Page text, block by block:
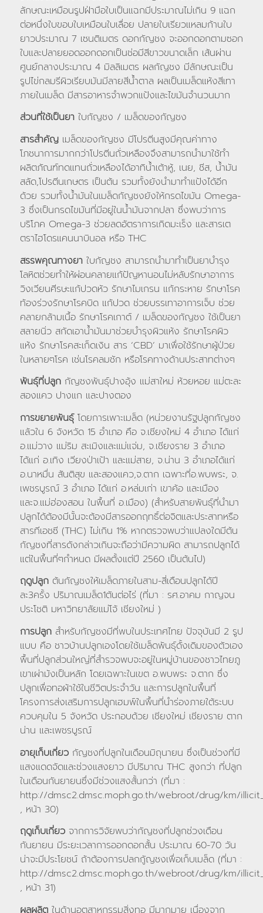
ลักษณะเหมือนรูปฝ่ามือใบเป็นแฉกมีประมาณไม่เกิน 9 แฉก
ต่อหนึ่งใบขอบใบเหมือนใบเลื่อย ปลายใบเรียวแหลมก้านใบ
ยาวประมาณ 7 เซนติเมตร ดอกกัญชง จะออกดอกตามซอก
ใบและปลายยอดออกดอกเป็นช่อมีสีขาวขนาดเล็ก เส้นผ่าน
ศูนย์กลางประมาณ 4 มิลลิเมตร ผลกัญชง มีลักษณะเป็น
รูปไข่กลมรีผิวเรียบมันมีลายสีน้ำตาล ผลเป็นเมล็ดแห้งสีเทา
ภายในเมล็ด มีสารอาหารจำพวกแป้งและไขมันจำนวนมาก
ส่วนที่ใช้เป็นยาใบกัญชง / เมล็ดของกัญชง
สารสำคัญเมล็ดของกัญชง มีโปรตีนสูงมีคุณค่าทาง
โภชนาการมากกว่าโปรตีนถั่วเหลืองจึงสามารถนํามาใช้ทํา
ผลิตภัณฑ์ทดแทนถั่วเหลืองได้อาทิน้ําเต้าหู้, เนย, ชีส, น้ํามัน
สลัด,โปรตีนเกษตร เป็นต้น รวมทั้งยังนํามาทําแป้งได้อีก
ด้วย รวมทั้งน้ํามันในเมล็ดกัญชงยังให้กรดไขมัน Omega-
3 ซึ่งเป็นกรดไขมันที่มีอยู่ในน้ำมันจากปลา ซึ่งพบว่าการ
บริโภค Omega-3 ช่วยลดอัตราการเกิดมะเร็ง และสารเต
ตราไฮโดรแคนนาบินอล หรือ THC
สรรพคุณทางยาใบกัญชง สามารถนำมาทำเป็นยาบำรุง
โลหิตช่วยทำให้ผ่อนคลายแก้ปัญหานอนไม่หลับรักษาอาการ
วิงเวียนศีรษะแก้ปวดหัว รักษาไมเกรน แก้กระหาย รักษาโรค
ท้องร่วงรักษาโรคบิด แก้ปวด ช่วยบรรเทาอาการเจ็บ ช่วย
คลายกล้ามเนื้อ รักษาโรคเกาต์ / เมล็ดของกัญชง ใช้เป็นยา
สลายนิ่ว สกัดเอาน้ำมันมาช่วยบำรุงผิวแห้ง รักษาโรคผิว
แห้ง รักษาโรคสะเก็ดเงิน สาร ‘CBD’ มาเพื่อใช้รักษาผู้ป่วย
ในหลายๆโรค เช่นโรคลมชัก หรือโรคทางด้านประสาทต่างๆ
พันธุ์ที่ปลูกกัญชงพันธุ์ปางอุ้ง แม่สาใหม่ ห้วยหอย แม่ตะละ
สองแคว ปางแก และปางตอง
การขยายพันธุ์โดยการเพาะเมล็ด (หน่วยงานรัฐปลูกกัญชง
แล้วใน 6 จังหวัด 15 อำเภอ คือ จ.เชียงใหม่ 4 อำเภอ ได้แก่
อ.แม่วาง แม่ริม สะเมิงและแม่แจ่ม, จ.เชียงราย 3 อำเภอ
ได้แก่ อ.เทิง เวียงป่าเป้า และแม่สาย, จ.น่าน 3 อำเภอได้แก่
อ.นาหมื่น สันติสุข และสองแคว,จ.ตาก เฉพาะที่อ.พบพระ, จ.
เพชรบูรณ์ 3 อำเภอ ได้แก่ อ.หล่มเก่า เขาค้อ และเมือง
และจ.แม่ฮ่องสอน ในพื้นที่ อ.เมือง) (สำหรับสายพันธุ์ที่นำมา
ปลูกได้ต้องมีนั้นจะต้องมีสารออกฤทธิ์ต่อจิตและประสาทหรือ
สารทีเอชซี (THC) ไม่เกิน 1% หากตรวจพบว่าแปลงใดมีต้น
กัญชงที่สารดังกล่าวเกินจะถือว่ามีความผิด สามารถปลูกได้
แต่ในพื้นที่ๆกำหนด มีผลตั้งแต่ปี 2560 เป็นต้นไป)
ฤดูปลูกต้นกัญชงให้เมล็ดภายในสาม-สี่เดือนปลูกได้ปี
ละ3ครั้ง ปริมาณเมล็ด1ตันต่อไร่ (ที่มา : รศ.อาคม กาญจน
ประโชติ มหาวิทยาลัยแม่โจ้ เชียงใหม่ )
การปลูกสำหรับกัญชงมีที่พบในประเทศไทย ปัจจุบันมี 2 รูป
แบบ คือ ชาวบ้านปลูกเองโดยใช้เมล็ดพันธุ์ดั้งเดิมของตัวเอง
พื้นที่ปลูกส่วนใหญ่ที่สำรวจพบจะอยู่ในหมู่บ้านของชาวไทยภู
เขาเผ่าม้งเป็นหลัก โดยเฉพาะในเขต อ.พบพระ จ.ตาก ซึ่ง
ปลูกเพื่อทอผ้าใช้ในชีวิตประจำวัน และการปลูกในพื้นที่
โครงการส่งเสริมการปลูกเฮมพ์ในพื้นที่นำร่องภายใต้ระบบ
ควบคุมใน 5 จังหวัด ประกอบด้วย เชียงใหม่ เชียงราย ตาก
น่าน และเพชรบูรณ์
อายุเก็บเกี่ยวกัญชงที่ปลูกในเดือนมิถุนายน ซึ่งเป็นช่วงที่มี
แสงแดดจัดและช่วงแสงยาว มีปริมาณ THC สูงกว่า ที่ปลูก
ในเดือนกันยายนซึ่งมีช่วงแสงสั้นกว่า (ที่มา :
http://dmsc2.dmsc.moph.go.th/webroot/drug/km/
, หน้า 30)
ฤดูเก็บเกี่ยวจากการวิจัยพบว่ากัญชงที่ปลูกช่วงเดือน
กันยายน มีระยะเวลาการออกดอกสั้น ประมาณ 60-70 วัน
น่าจะมีประโยชน์ ถ้าต้องการปลกกูัญชงเพื่อเก็บเมล็ด (ที่มา :
http://dmsc2.dmsc.moph.go.th/webroot/drug/km/
, หน้า 31)
ผลผลิตในด้านอุตสาหกรรมสิ่งทอ มีมากมาย เนื่องจาก